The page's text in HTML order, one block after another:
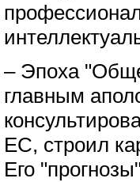
– Эпоха
главным
ЕС, строил
Его